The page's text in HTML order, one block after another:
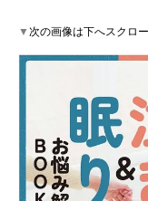
▼次の画像は下へスクロ